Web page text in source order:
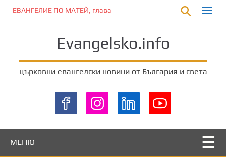
ЕВАНГЕЛИЕ ПО МАТЕЙ, глава 5:17-20
Evangelsko.info
църковни евангелски новини от България и света
МЕНЮ